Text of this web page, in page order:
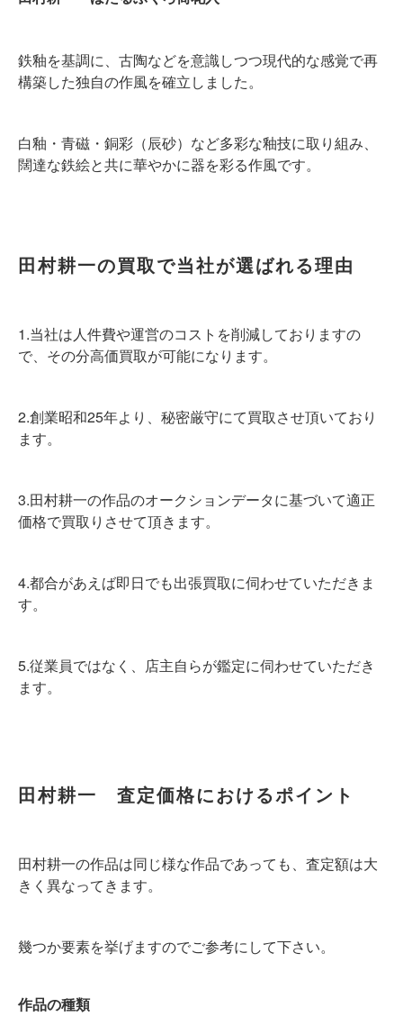
鉄釉を基調に、古陶などを意識しつつ現代的な感覚で再
構築した独自の作風を確立しました。
白釉・青磁・銅彩（辰砂）など多彩な釉技に取り組み、
闊達な鉄絵と共に華やかに器を彩る作風です。
田村耕一の買取で当社が選ばれる理由
1.当社は人件費や運営のコストを削減しておりますの
で、その分高価買取が可能になります。
2.創業昭和25年より、秘密厳守にて買取させ頂いており
ます。
3.田村耕一の作品のオークションデータに基づいて適正
価格で買取りさせて頂きます。
4.都合があえば即日でも出張買取に伺わせていただきま
す。
5.従業員ではなく、店主自らが鑑定に伺わせていただき
ます。
田村耕一 査定価格におけるポイント
田村耕一の作品は同じ様な作品であっても、査定額は大
きく異なってきます。
幾つか要素を挙げますのでご参考にして下さい。
作品の種類